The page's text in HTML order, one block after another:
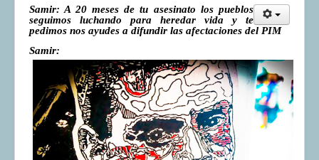
Samir: A 20 meses de tu asesinato los pueblos
seguimos luchando para heredar vida y te
pedimos nos ayudes a difundir las afectaciones del PIM
Samir: